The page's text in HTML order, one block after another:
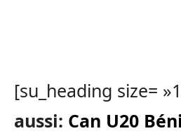
[su_heading size=
aussi: Can U20